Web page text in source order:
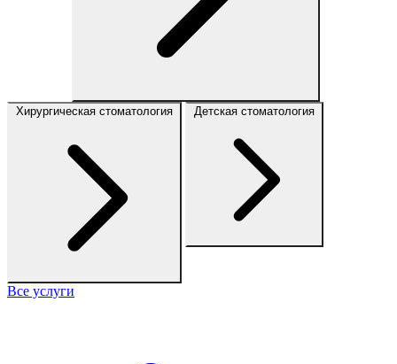
Хирургическая стоматология Детская стоматология
Все услуги